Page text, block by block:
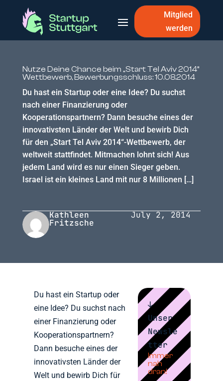
Mitglied
werden
Nutze Deine Chance beim „Start Tel Aviv 2014“
Wettbewerb, Bewerbungsschluss: 10.08.2014
Du hast ein Startup oder eine Idee? Du suchst
nach einer Finanzierung oder
Kooperationspartnern? Dann besuche eines der
innovativsten Länder der Welt und bewirb Dich
für den „Start Tel Aviv 2014“-Wettbewerb, der
weltweit stattfindet. Mitmachen lohnt sich! Aus
jedem Land wird es nur einen Sieger geben.
Israel ist ein kleines Land mit nur 8 Millionen […]
Kathleen
Fritzsche
July 2, 2014
Du hast ein Startup oder
eine Idee? Du suchst nach
einer Finanzierung oder
Kooperationspartnern?
Dann besuche eines der
innovativsten Länder der
Welt und bewirb Dich für
↓
Unser
Newsle
tter
Immer
nah
dran!